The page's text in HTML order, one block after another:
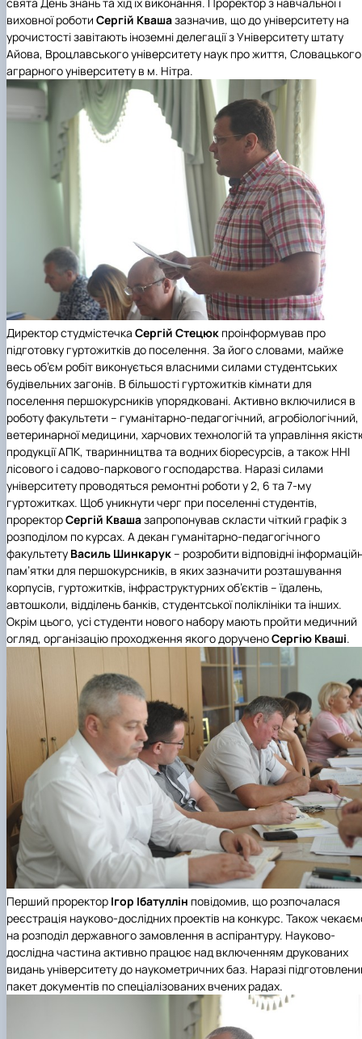
виховної роботи Сергій Квашазазначив, що до університету на
урочистості завітають іноземні делегації з Університету штату
Айова, Вроцлавського університету наук про життя, Словацького
аграрного університету в м. Нітра.
Директор студмістечка Сергій Стецюк проінформував про
підготовку гуртожитків до поселення. За його словами, майже
весь об’єм робіт виконується власними силами студентських
будівельних загонів. В більшості гуртожитків кімнати для
поселення першокурсників упорядковані. Активно включилися в
роботу факультети – гуманітарно-педагогічний, агробіологічний,
ветеринарної медицини, харчових технологій та управління
продукції АПК, тваринництва та водних біоресурсів, а також ННІ
лісового і садово-паркового господарства. Наразі силами
університету проводяться ремонтні роботи у 2, 6 та 7-му
гуртожитках. Щоб уникнути черг при поселенні студентів,
проректорСергій Квашазапропонував скласти чіткий графік з
розподілом по курсах. А декан гуманітарно-педагогічного
факультету Василь Шинкарук– розробити відповідні
пам’ятки для першокурсників, в яких зазначити розташування
корпусів, гуртожитків, інфраструктурних об’єктів – їдалень,
автошколи, відділень банків, студентської поліклініки та інших.
Окрім цього, усі студенти нового набору мають пройти медичний
огляд, організацію проходження якого дорученоСергію Кваші.
Перший проректор Ігор Ібатуллін повідомив, що розпочалася
реєстрація науково-дослідних проектів на конкурс. Також
на розподіл державного замовлення в аспірантуру. Науково-
дослідна частина активно працює над включенням друкованих
видань університету до наукометричних баз. Наразі
пакет документів по спеціалізованих вчених радах.